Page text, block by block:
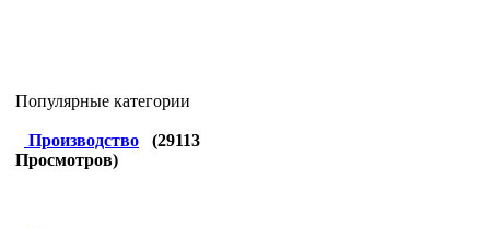
Популярные категории
Производство (29113
Просмотров)